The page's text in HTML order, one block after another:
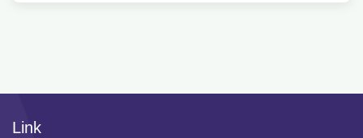
Link